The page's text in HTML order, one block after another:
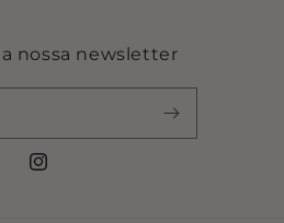
nossa newsletter
Instagram